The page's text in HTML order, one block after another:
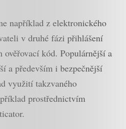
například z elektronického
v druhé fázi přihlášení
ověřovací kód. Populárnější a
a především i bezpečnější
využití takzvaného
prostřednictvím